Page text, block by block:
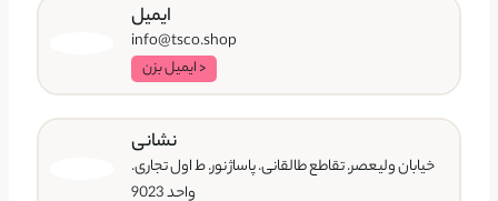
ایمیل
info@tsco.shop
< ایمیل بزن
نشانی
خیابان ولیعصر. تقاطع طالقانی. پاساژ نور. ط اول تجاری.
واحد 9023